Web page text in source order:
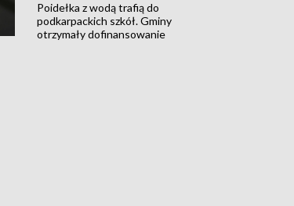
Poidełka z wodą trafią do
podkarpackich szkół. Gminy
otrzymały dofinansowanie